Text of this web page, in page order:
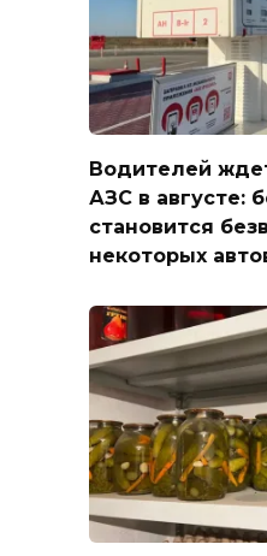
Водителей
АЗС в августе:
становится
некоторых